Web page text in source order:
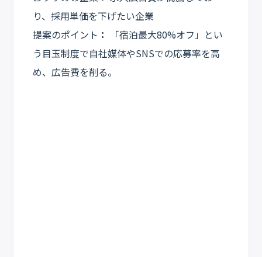
り、採用単価を下げたい企業
提案のポイント ：
「宿泊最大80%オフ」とい
う目玉制度で自社媒体やSNSでの応募率を高
め、広告費を削る。